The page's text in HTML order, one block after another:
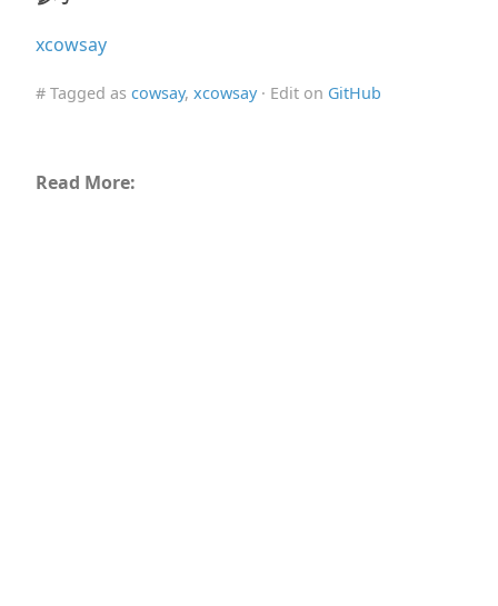
xcowsay
# Tagged as cowsay, xcowsay· Edit on GitHub
Read More: